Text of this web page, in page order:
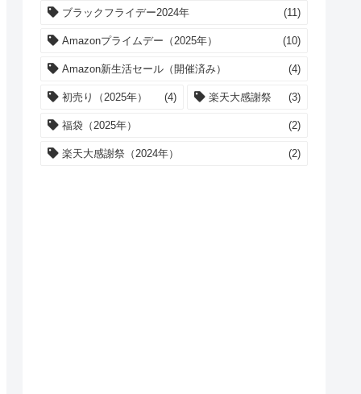
ブラックフライデー2024年 (11)
Amazonプライムデー（2025年） (10)
Amazon新生活セール（開催済み） (4)
初売り（2025年） (4) 楽天大感謝祭 (3)
福袋（2025年） (2)
楽天大感謝祭（2024年） (2)